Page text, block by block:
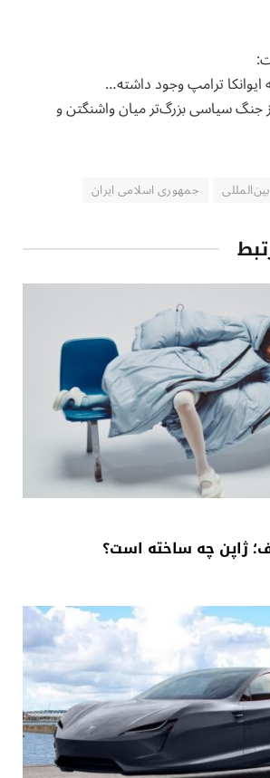
ایوانکا ترامپ وجود داشته…
جنگ سیاسی بزرگ‌تر میان واشنگتن و
بین‌المللی جمهوری اسلامی ایران
ژاپن چه ساخته است؟